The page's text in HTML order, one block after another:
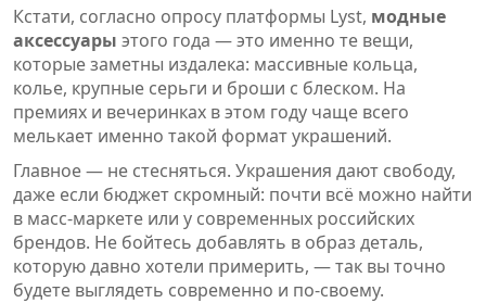
Кстати, согласно опросу платформы Lyst, модные
аксессуары этого года — это именно те вещи,
которые заметны издалека: массивные кольца,
колье, крупные серьги и броши с блеском. На
премиях и вечеринках в этом году чаще всего
мелькает именно такой формат украшений.
Главное — не стесняться. Украшения дают свободу,
даже если бюджет скромный: почти всё можно найти
в масс-маркете или у современных российских
брендов. Не бойтесь добавлять в образ деталь,
которую давно хотели примерить, — так вы точно
будете выглядеть современно и по-своему.